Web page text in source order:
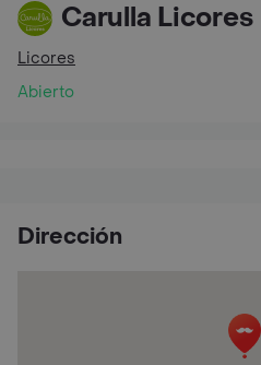
Carulla Licores
Licores
Abierto
Dirección